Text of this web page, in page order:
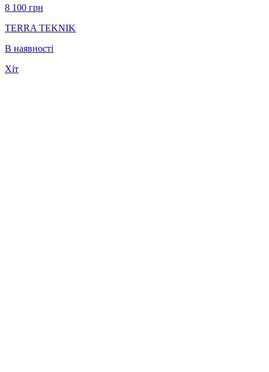
8 100 грн
TERRA TEKNIK
В наявності
Хіт